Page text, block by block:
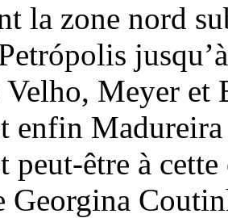
la zone nord
Meyer et
enfin
peut-être à
Georgina